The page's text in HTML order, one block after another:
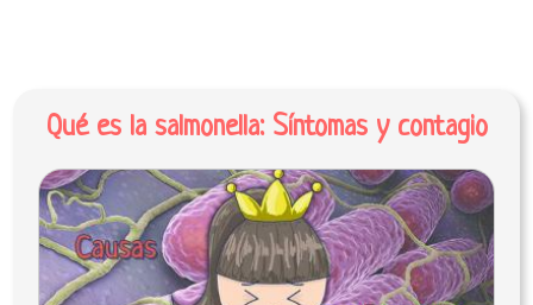
Qué es la salmonella: Síntomas y contagio